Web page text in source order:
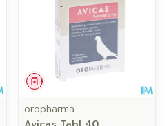
Geneesmiddel
oropharma